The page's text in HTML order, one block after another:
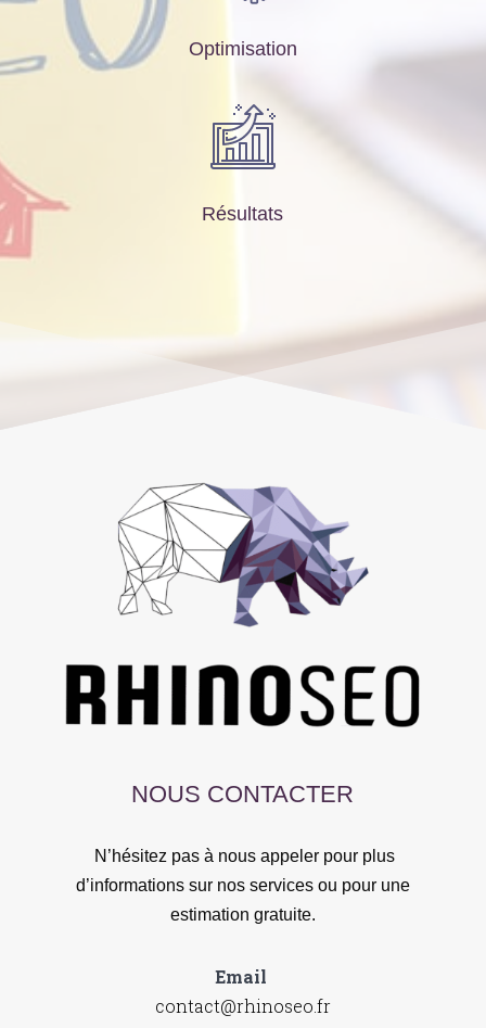
Optimisation
Résultats
NOUS CONTACTER
N’hésitez pas à nous appeler pour plus
d’informations sur nos services ou pour une
estimation gratuite.
Email
contact@rhinoseo.fr